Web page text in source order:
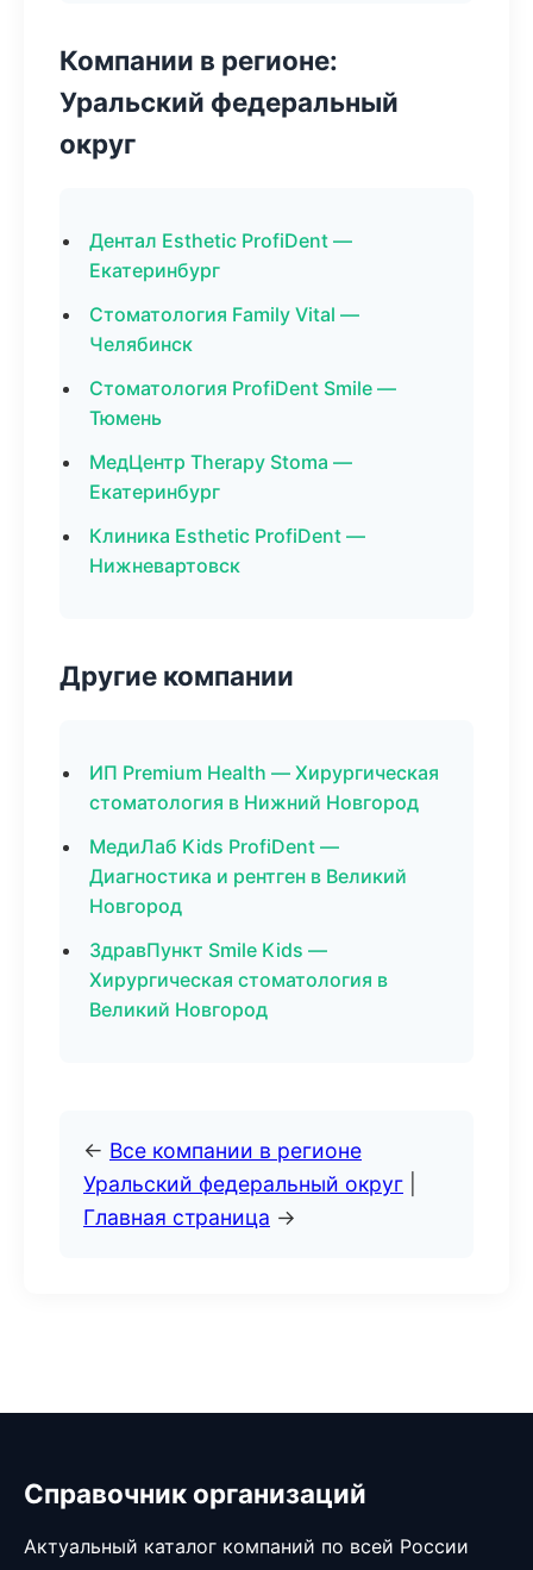
Компании в регионе:
Уральский федеральный
округ
Дентал Esthetic ProfiDent —
Екатеринбург
Стоматология Family Vital —
Челябинск
Стоматология ProfiDent Smile —
Тюмень
МедЦентр Therapy Stoma —
Екатеринбург
Клиника Esthetic ProfiDent —
Нижневартовск
Другие компании
ИП Premium Health — Хирургическая
стоматология в Нижний Новгород
МедиЛаб Kids ProfiDent —
Диагностика и рентген в Великий
Новгород
ЗдравПункт Smile Kids —
Хирургическая стоматология в
Великий Новгород
← Все компании в регионе
Уральский федеральный округ
Главная страница →
Справочник организаций
Актуальный каталог компаний по всей России